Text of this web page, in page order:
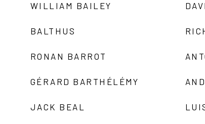
WILLIAM BAILEY
BALTHUS
RONAN BARROT
GÉRARD BARTHÉLÉMY
JACK BEAL